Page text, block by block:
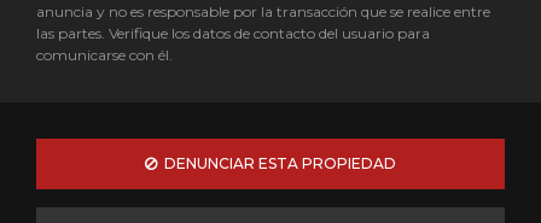
anuncia y no es responsable por la transacción que se realice entre
las partes. Verifique los datos de contacto del usuario para
comunicarse con él.
DENUNCIAR ESTA PROPIEDAD